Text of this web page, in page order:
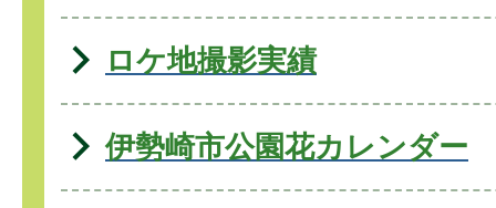
ロケ地撮影実績
伊勢崎市公園花カレンダー